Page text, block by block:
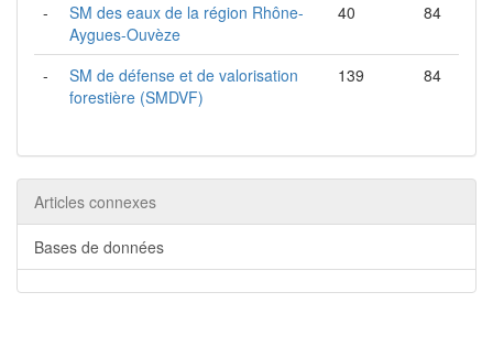
-
SM des eaux de la région Rhône-
Aygues-Ouvèze
40 84
-
SM de défense et de valorisation
forestière (SMDVF)
139 84
Articles connexes
Bases de données